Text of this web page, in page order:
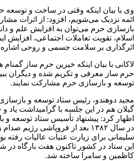
وی با بیان اینکه وقتی در ساخت و
ائمه نزدیک می‌شویم، افزود: از اثرات
بازسازی حرم می‌توان به افزایش علم و
اسلام، تقویت تعاملات اجتماعی، افزایش
اثرگذاری بر سلامت جسمی و روحی اشاره
لاکانی با بیان اینکه خیرین حرم ساز گمنام
حرم ساز معرفی و تکریم شده و دیگران
توسعه و بازسازی حرم مشارکت نمایند.
مجید دوهندو، رئیس ستاد توسعه و
گیلان هم در این جلسه با گرامیداشت یاد
اظهار کرد: پیشنهاد تأسیس ستاد توسعه و
در سال ۱۳۸۲ بعد از فروپاشی
سلیمانی برای زیارت عتبات عالیات
این ستاد در کشور تاکنون هفت بارگاه در
کاظمین و سامرا ساخته شد.